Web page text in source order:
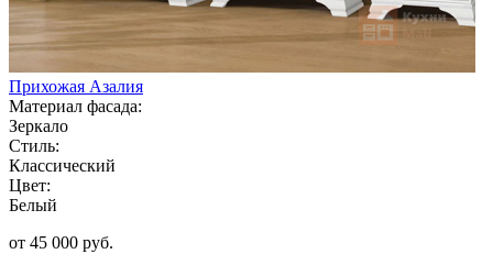
Прихожая Азалия
Материал фасада:
Зеркало
Стиль:
Классический
Цвет:
Белый
от 45 000 руб.